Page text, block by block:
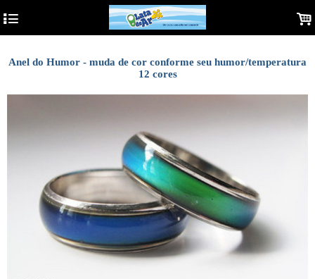
4 .
Anel do Humor - muda de cor conforme seu humor/temperatura
12 cores